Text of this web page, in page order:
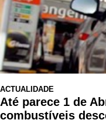
ACTUALIDADE
Até parece 1 de
combustíveis